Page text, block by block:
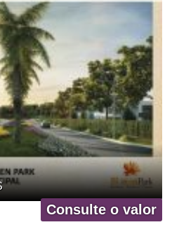
Consulte o valor